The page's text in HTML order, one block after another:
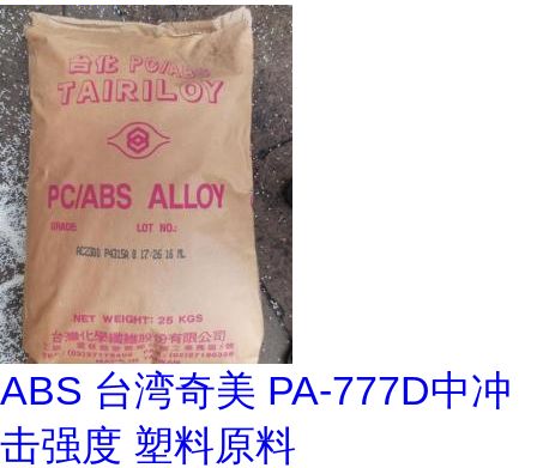
ABS 台湾奇美 PA-777D中冲
击强度 塑料原料